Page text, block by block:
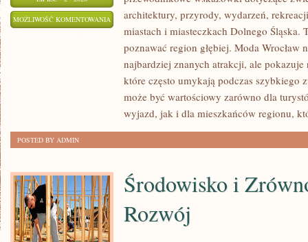
MOŻLIWOŚĆ KOMENTOWANIA LUBINarchitektury, przyrody, wydarzeń,
miastach i miasteczkach Dolnego Śląska.
poznawać region głębiej. Moda Wrocław
najbardziej znanych atrakcji, ale
które często umykają podczas szybkiego
może być wartościowy zarówno dla
wyjazd, jak i dla mieszkańców regionu,
POSTED BY ADMIN
Środowisko i
Rozwój